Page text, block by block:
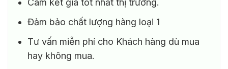
Cam kết giá tốt nhất thị trường.
Đảm bảo chất lượng hàng loại 1
Tư vấn miễn phí cho Khách hàng dù mua
hay không mua.